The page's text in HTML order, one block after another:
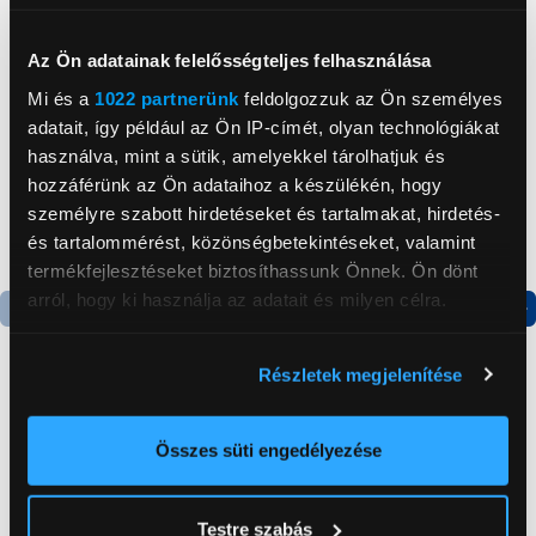
Az Ön adatainak felelősségteljes felhasználása
Mi és a 1022 partnerünk feldolgozzuk az Ön személyes
adatait, így például az Ön IP-címét, olyan technológiákat
használva, mint a sütik, amelyekkel tárolhatjuk és
hozzáférünk az Ön adataihoz a készülékén, hogy
személyre szabott hirdetéseket és tartalmakat, hirdetés-
és tartalommérést, közönségbetekintéseket, valamint
termékfejlesztéseket biztosíthassunk Önnek. Ön dönt
arról, hogy ki használja az adatait és milyen célra.
elhelyezkedéséről pár méteres pontossággal
Az Ön készülékén beazonosítása annak konkrét
Részletek megjelenítése
Összes süti engedélyezése
Testre szabás
Gorenje NRS8182KX Side
by side hűtőszekrény
199 999 Ft
Gorenje N619EAXL4
Alulfagyasztós
179 999 Ft